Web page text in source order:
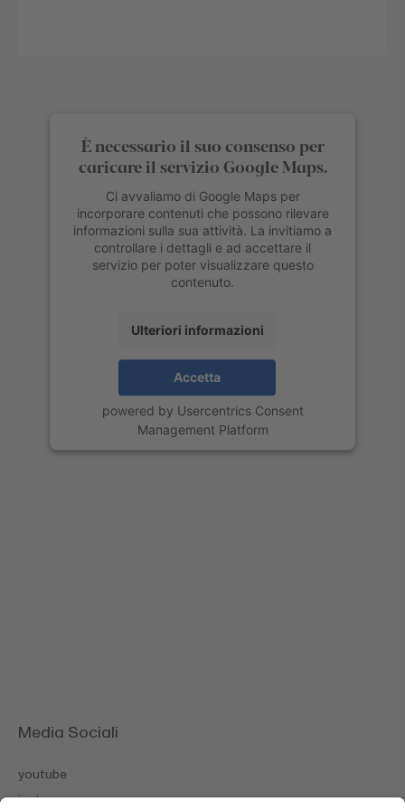
È necessario il suo consenso per
caricare il servizio Google Maps.
Ci avvaliamo di Google Maps per
incorporare contenuti che possono rilevare
informazioni sulla sua attività. La invitiamo a
controllare i dettagli e ad accettare il
servizio per poter visualizzare questo
contenuto.
Ulteriori informazioni
Accetta
powered by Usercentrics Consent
Management Platform
Media Sociali
youtube
instagram